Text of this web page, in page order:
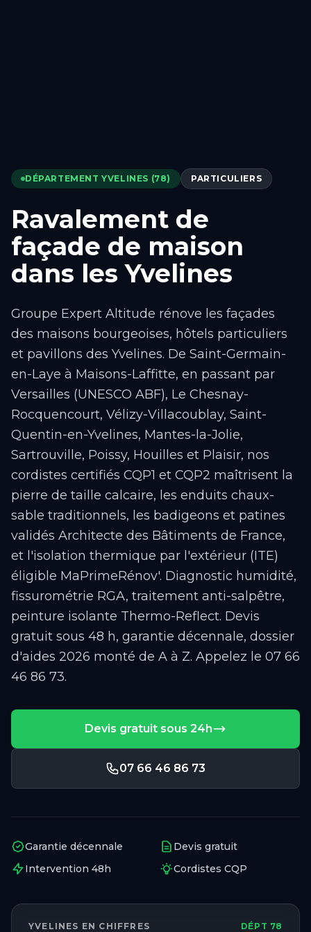
DÉPARTEMENT YVELINES (78) PARTICULIERS
Ravalement de
façade de maison
dans les Yvelines
Groupe Expert Altitude rénove les façades
des maisons bourgeoises, hôtels particuliers
et pavillons des Yvelines. De Saint-Germain-
en-Laye à Maisons-Laffitte, en passant par
Versailles (UNESCO ABF), Le Chesnay-
Rocquencourt, Vélizy-Villacoublay, Saint-
Quentin-en-Yvelines, Mantes-la-Jolie,
Sartrouville, Poissy, Houilles et Plaisir, nos
cordistes certifiés CQP1 et CQP2 maîtrisent la
pierre de taille calcaire, les enduits chaux-
sable traditionnels, les badigeons et patines
validés Architecte des Bâtiments de France,
et l'isolation thermique par l'extérieur (ITE)
éligible MaPrimeRénov'. Diagnostic humidité,
fissurométrie RGA, traitement anti-salpêtre,
peinture isolante Thermo-Reflect. Devis
gratuit sous 48 h, garantie décennale, dossier
d'aides 2026 monté de A à Z. Appelez le 07 66
46 86 73.
Devis gratuit sous 24h
07 66 46 86 73
Garantie décennale
Devis gratuit
Intervention 48h
Cordistes CQP
YVELINES EN CHIFFRES DÉPT 78